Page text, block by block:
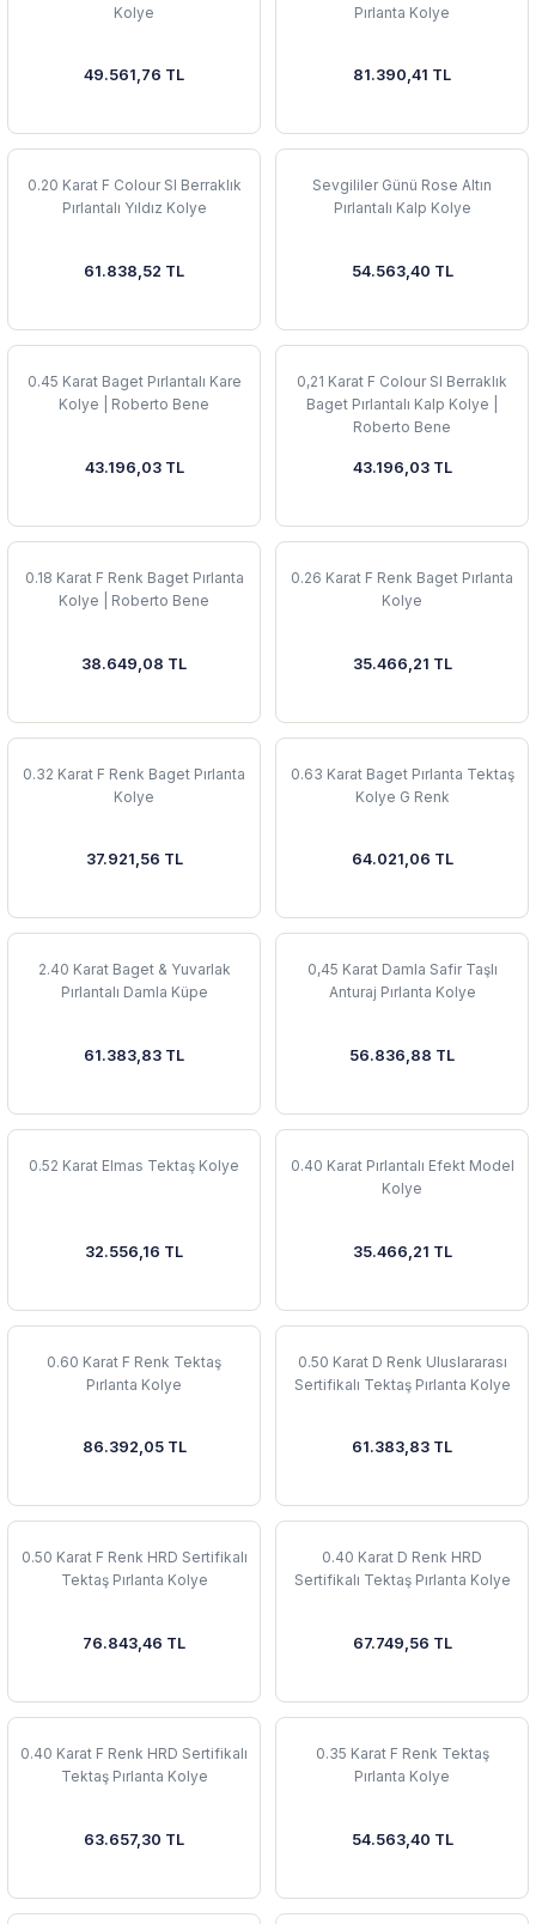
Kolye
49.561,76 TL
Pırlanta Kolye
81.390,41 TL
0.20 Karat F Colour SI Berraklık
Pırlantalı Yıldız Kolye
61.838,52 TL
Sevgililer Günü Rose Altın
Pırlantalı Kalp Kolye
54.563,40 TL
0.45 Karat Baget Pırlantalı Kare
Kolye | Roberto Bene
43.196,03 TL
0,21 Karat F Colour SI Berraklık
Baget Pırlantalı Kalp Kolye |
Roberto Bene
43.196,03 TL
0.18 Karat F Renk Baget Pırlanta
Kolye | Roberto Bene
38.649,08 TL
0.26 Karat F Renk Baget Pırlanta
Kolye
35.466,21 TL
0.32 Karat F Renk Baget Pırlanta
Kolye
37.921,56 TL
0.63 Karat Baget Pırlanta Tektaş
Kolye G Renk
64.021,06 TL
2.40 Karat Baget & Yuvarlak
Pırlantalı Damla Küpe
61.383,83 TL
0,45 Karat Damla Safir Taşlı
Anturaj Pırlanta Kolye
56.836,88 TL
0.52 Karat Elmas Tektaş Kolye
32.556,16 TL
0.40 Karat Pırlantalı Efekt Model
Kolye
35.466,21 TL
0.60 Karat F Renk Tektaş
Pırlanta Kolye
86.392,05 TL
0.50 Karat D Renk Uluslararası
Sertifikalı Tektaş Pırlanta Kolye
61.383,83 TL
0.50 Karat F Renk HRD Sertifikalı
Tektaş Pırlanta Kolye
76.843,46 TL
0.40 Karat D Renk HRD
Sertifikalı Tektaş Pırlanta Kolye
67.749,56 TL
0.40 Karat F Renk HRD Sertifikalı
Tektaş Pırlanta Kolye
63.657,30 TL
0.35 Karat F Renk Tektaş
Pırlanta Kolye
54.563,40 TL